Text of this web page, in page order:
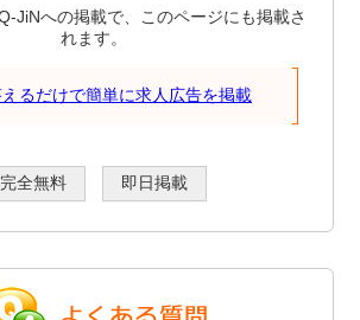
JiNへの掲載で、このページにも掲載さ
れます。
るだけで簡単に求人広告を掲載
完全無料 即日掲載